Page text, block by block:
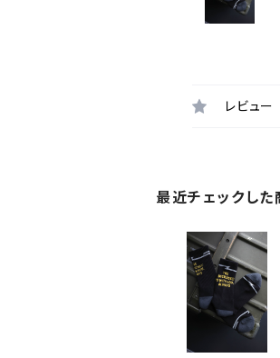
レビュー
最近チェックした